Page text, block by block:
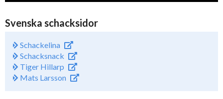
Svenska schacksidor
Schackelina
Schacksnack
Tiger Hillarp
Mats Larsson